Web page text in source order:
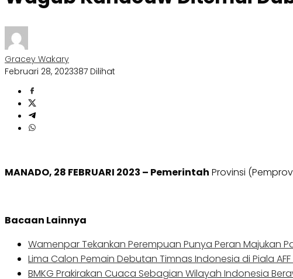
Gracey Wakary
Februari 28, 2023387 Dilihat
MANADO, 28 FEBRUARI 2023 – Pemerintah Provinsi
Bacaan Lainnya
Wamenpar Tekankan Perempuan Punya Peran Majukan
Lima Calon Pemain Debutan Timnas Indonesia di Piala AFF
BMKG Prakirakan Cuaca Sebagian Wilayah Indonesia